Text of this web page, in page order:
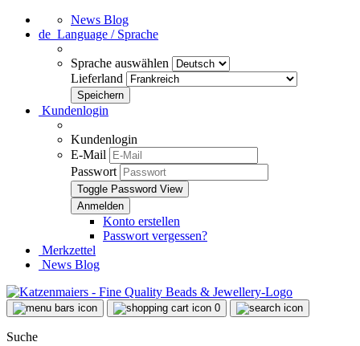
News Blog
de Language / Sprache
Sprache auswählen
Lieferland
Kundenlogin
Kundenlogin
E-Mail
Passwort
Toggle Password View
Konto erstellen
Passwort vergessen?
Merkzettel
News Blog
0
Suche